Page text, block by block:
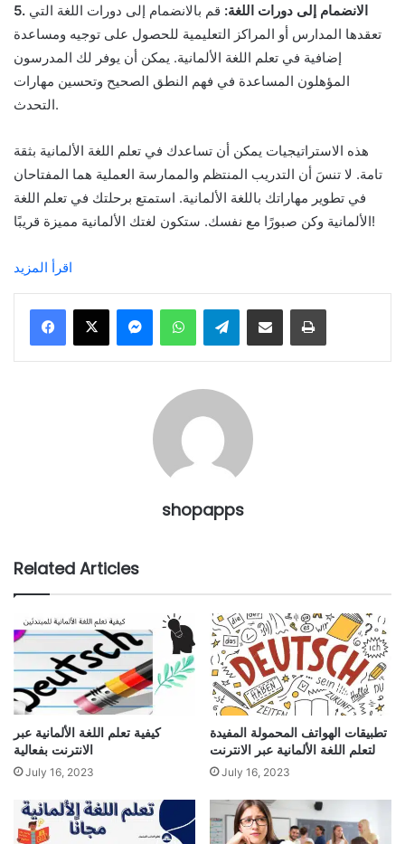
5. الانضمام إلى دورات اللغة: قم بالانضمام إلى دورات اللغة التي
تعقدها المدارس أو المراكز التعليمية للحصول على توجيه ومساعدة
إضافية في تعلم اللغة الألمانية. يمكن أن يوفر لك المدرسون
المؤهلون المساعدة في فهم النطق الصحيح وتحسين مهارات
التحدث.
هذه الاستراتيجيات يمكن أن تساعدك في تعلم اللغة الألمانية بثقة
تامة. لا تنسَ أن التدريب المنتظم والممارسة العملية هما المفتاحان
في تطوير مهاراتك باللغة الألمانية. استمتع برحلتك في تعلم اللغة
الألمانية وكن صبورًا مع نفسك. ستكون لغتك الألمانية مميزة قريبًا!
اقرأ المزيد
MessengerWhatsAppTelegramShare via Email Print
shopapps
Related Articles
كيفية تعلم اللغة الألمانية عبر
الانترنت بفعالية
July 16, 2023
تطبيقات الهواتف المحمولة المفيدة
لتعلم اللغة الألمانية عبر الانترنت
July 16, 2023